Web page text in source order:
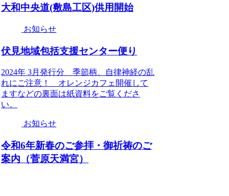
大和中央道(敷島工区)供用開始
お知らせ
伏見地域包括支援センター便り
2024年 3月発行分 季節柄、自律神経の乱
れにご注意！ オレンジカフェ開催して
ますなどの裏面は紙資料をご覧くださ
い。
お知らせ
令和6年新春のご参拝・御祈祷のご
案内（菅原天満宮）